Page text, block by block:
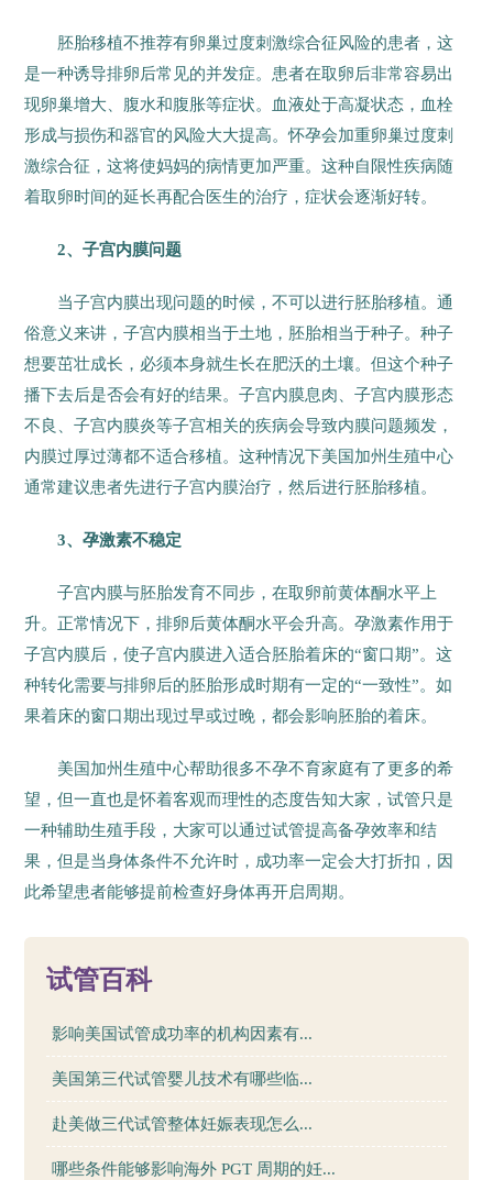
胚胎移植不推荐有卵巢过度刺激综合征风险的患者，这
是一种诱导排卵后常见的并发症。患者在取卵后非常容易出
现卵巢增大、腹水和腹胀等症状。血液处于高凝状态，血栓
形成与损伤和器官的风险大大提高。怀孕会加重卵巢过度刺
激综合征，这将使妈妈的病情更加严重。这种自限性疾病随
着取卵时间的延长再配合医生的治疗，症状会逐渐好转。
2、子宫内膜问题
当子宫内膜出现问题的时候，不可以进行胚胎移植。通
俗意义来讲，子宫内膜相当于土地，胚胎相当于种子。种子
想要茁壮成长，必须本身就生长在肥沃的土壤。但这个种子
播下去后是否会有好的结果。子宫内膜息肉、子宫内膜形态
不良、子宫内膜炎等子宫相关的疾病会导致内膜问题频发，
内膜过厚过薄都不适合移植。这种情况下美国加州生殖中心
通常建议患者先进行子宫内膜治疗，然后进行胚胎移植。
3、孕激素不稳定
子宫内膜与胚胎发育不同步，在取卵前黄体酮水平上
升。正常情况下，排卵后黄体酮水平会升高。孕激素作用于
子宫内膜后，使子宫内膜进入适合胚胎着床的“窗口期”。这
种转化需要与排卵后的胚胎形成时期有一定的“一致性”。如
果着床的窗口期出现过早或过晚，都会影响胚胎的着床。
美国加州生殖中心帮助很多不孕不育家庭有了更多的希
望，但一直也是怀着客观而理性的态度告知大家，试管只是
一种辅助生殖手段，大家可以通过试管提高备孕效率和结
果，但是当身体条件不允许时，成功率一定会大打折扣，因
此希望患者能够提前检查好身体再开启周期。
试管百科
影响美国试管成功率的机构因素有...
美国第三代试管婴儿技术有哪些临...
赴美做三代试管整体妊娠表现怎么...
哪些条件能够影响海外 PGT 周期的妊...